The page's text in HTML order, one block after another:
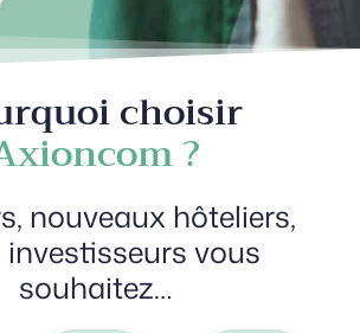
choisir
?
nouveaux hôteliers,
investisseurs vous
souhaitez…